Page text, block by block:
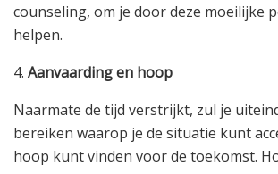
counseling, om je door deze moeilijke
helpen.
4. Aanvaarding en hoop
Naarmate de tijd verstrijkt, zul je
bereiken waarop je de situatie kunt
hoop kunt vinden voor de toekomst.